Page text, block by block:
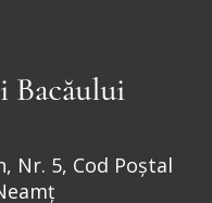
Narcis,
Nr. 5, Cod Poștal